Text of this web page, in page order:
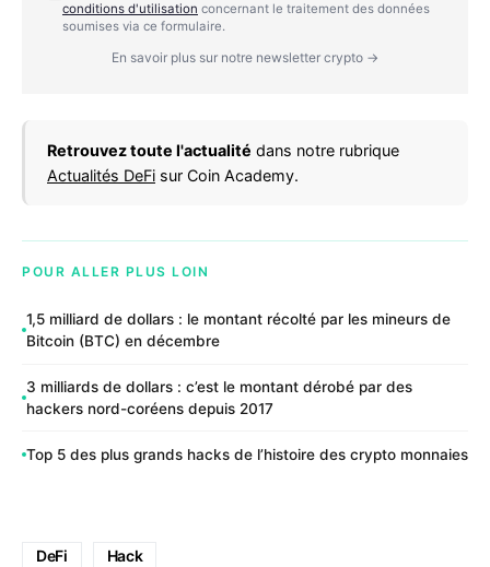
conditions d'utilisation concernant le traitement des données
soumises via ce formulaire.
En savoir plus sur notre newsletter crypto →
Retrouvez toute l'actualité dans notre rubrique
Actualités DeFi sur Coin Academy.
POUR ALLER PLUS LOIN
1,5 milliard de dollars : le montant récolté par les mineurs de
Bitcoin (BTC) en décembre
3 milliards de dollars : c’est le montant dérobé par des
hackers nord-coréens depuis 2017
Top 5 des plus grands hacks de l’histoire des crypto monnaies
DeFi Hack